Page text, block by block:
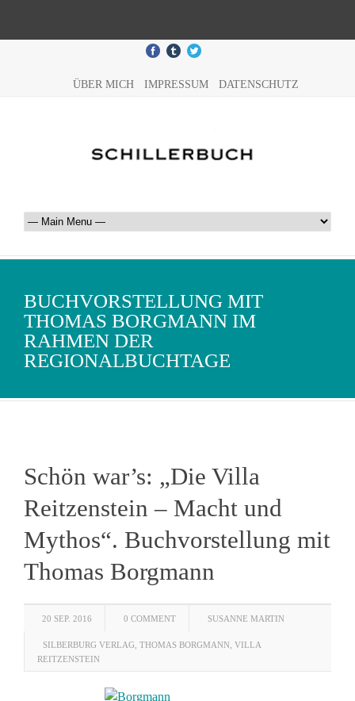
ÜBER MICH IMPRESSUM DATENSCHUTZ
BUCHVORSTELLUNG MIT
THOMAS BORGMANN IM
RAHMEN DER
REGIONALBUCHTAGE
Schön war’s: „Die Villa
Reitzenstein – Macht und
Mythos“. Buchvorstellung mit
Thomas Borgmann
20 SEP. 2016 0 COMMENT SUSANNE MARTIN
SILBERBURG VERLAG THOMAS BORGMANN VILLA
REITZENSTEIN